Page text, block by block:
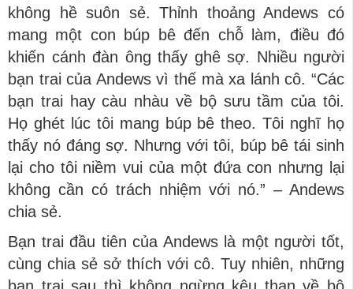
không hề suôn sẻ. Thỉnh thoảng Andews có
mang một con búp bê đến chỗ làm, điều đó
khiến cánh đàn ông thấy ghê sợ. Nhiều người
bạn trai của Andews vì thế mà xa lánh cô. “Các
bạn trai hay càu nhàu về bộ sưu tầm của tôi.
Họ ghét lúc tôi mang búp bê theo. Tôi nghĩ họ
thấy nó đáng sợ. Nhưng với tôi, búp bê tái sinh
lại cho tôi niềm vui của một đứa con nhưng lại
không cần có trách nhiệm với nó.” – Andews
chia sẻ.
Bạn trai đầu tiên của Andews là một người tốt,
cùng chia sẻ sở thích với cô. Tuy nhiên, những